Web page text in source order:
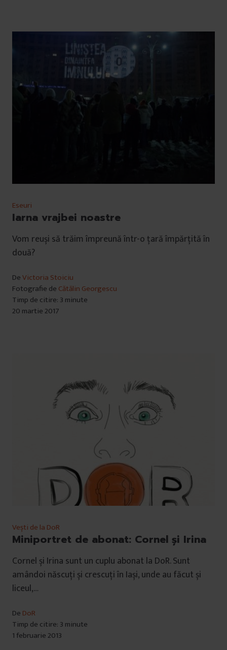
Eseuri
Iarna vrajbei noastre
Vom reuși să trăim împreună într-o țară împărțită în
două?
DeVictoria Stoiciu
Fotografie de Cătălin Georgescu
Timp de citire: 3 minute
20 martie 2017
Vești de la DoR
Miniportret de abonat: Cornel şi Irina
Cornel și Irina sunt un cuplu abonat la DoR. Sunt
amândoi născuți și crescuți în Iași, unde au făcut și
liceul,…
De DoR
Timp de citire: 3 minute
1 februarie 2013